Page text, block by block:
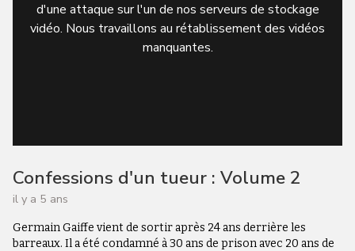
d'une attaque sur l'un de nos serveurs de stockage
vidéo. Nous travaillons au rétablissement des vidéos
manquantes.
Confessions d'un tueur : Volume 2
il y a 5 ans
Germain Gaiffe vient de sortir après 24 ans derrière les
barreaux. Il a été condamné à 30 ans de prison avec 20 ans de